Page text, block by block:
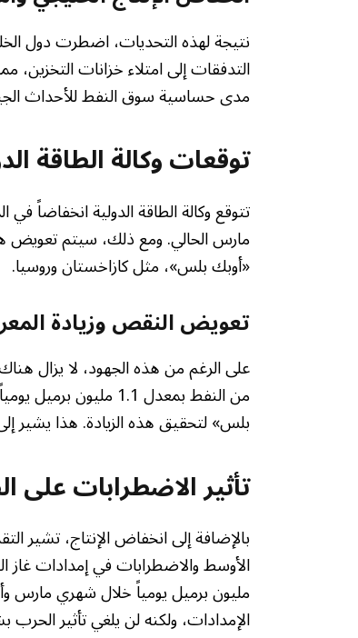
نتيجة لهذه التحديات، اضطرت دول
التدفقات إلى امتلاء خزانات
مدى حساسية سوق النفط للأحداث
توقعات وكالة الطاقة الدولية
مارس الحالي. ومع ذلك، سيتم تعويض
«أوبك بلس»، مثل كازاخستان وروسيا.
تعويض النقص وزيادة
على الرغم من هذه الجهود، لا يزال
بلس» لتحقيق هذه الزيادة. هذا يشير
تأثير الاضطرابات على
بالإضافة إلى انخفاض الإنتاج، تشير
الأوسط والاضطرابات في إمدادات غاز
مليون برميل يومياً خلال شهري
الإمدادات، ولكنه لن يلغي تأثير